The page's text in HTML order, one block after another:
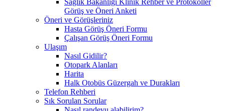
Görüş ve Öneri Anketi
Öneri ve Görüşleriniz
Hasta Görüş Öneri Formu
Çalışan Görüş Öneri Formu
Ulaşım
Nasıl Gidilir?
Otopark Alanları
Harita
Halk Otobüs Güzergah ve Durakları
Telefon Rehberi
Sık Sorulan Sorular